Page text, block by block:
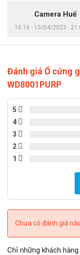
Camera Huế
16:16 - 15/04/2023 -
Đánh giá Ổ cứng
WD8001PURP
5
4
3
2
1
Chưa có đánh giá
Chỉ những khách